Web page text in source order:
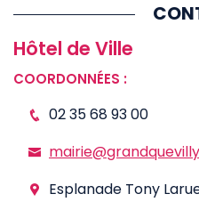
Hôtel de Ville
COORDONNÉES :
02 35 68 93 00
Esplanade Tony